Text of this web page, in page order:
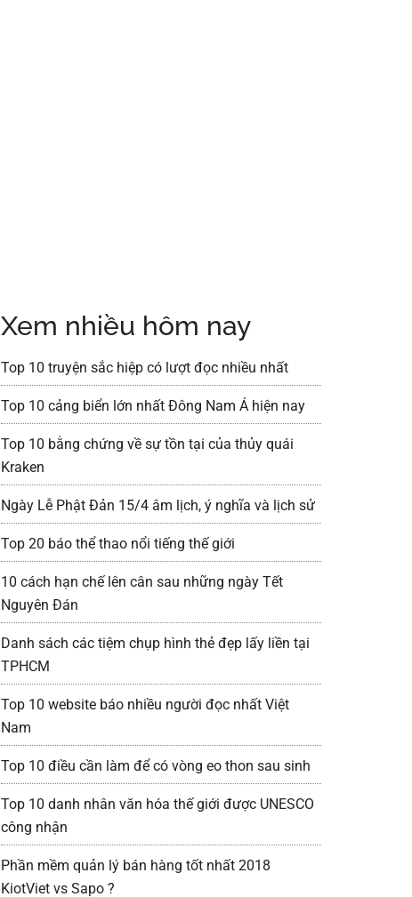
Xem nhiều hôm nay
Top 10 truyện sắc hiệp có lượt đọc nhiều nhất
Top 10 cảng biển lớn nhất Đông Nam Á hiện nay
Top 10 bằng chứng về sự tồn tại của thủy quái
Kraken
Ngày Lễ Phật Đản 15/4 âm lịch, ý nghĩa và lịch sử
Top 20 báo thể thao nổi tiếng thế giới
10 cách hạn chế lên cân sau những ngày Tết
Nguyên Đán
Danh sách các tiệm chụp hình thẻ đẹp lấy liền tại
TPHCM
Top 10 website báo nhiều người đọc nhất Việt
Nam
Top 10 điều cần làm để có vòng eo thon sau sinh
Top 10 danh nhân văn hóa thế giới được UNESCO
công nhận
Phần mềm quản lý bán hàng tốt nhất 2018
KiotViet vs Sapo ?